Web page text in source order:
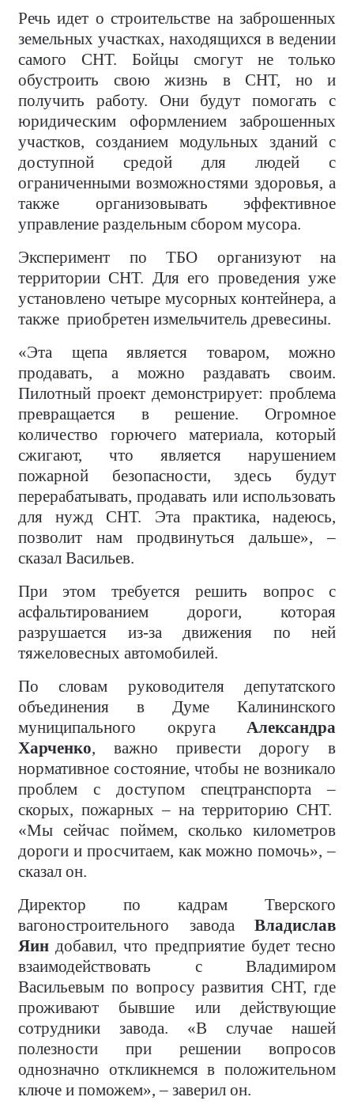
Речь идет о строительстве на заброшенных
земельных участках, находящихся в ведении
самого СНТ. Бойцы смогут не только
обустроить свою жизнь в СНТ, но и
получить работу. Они будут помогать с
юридическим оформлением заброшенных
участков, созданием модульных зданий с
доступной средой для людей с
ограниченными возможностями здоровья, а
также организовывать эффективное
управление раздельным сбором мусора.
Эксперимент по ТБО организуют на
территории СНТ. Для его проведения уже
установлено четыре мусорных контейнера, а
также приобретен измельчитель древесины.
«Эта щепа является товаром, можно
продавать, а можно раздавать своим.
Пилотный проект демонстрирует: проблема
превращается в решение. Огромное
количество горючего материала, который
сжигают, что является нарушением
пожарной безопасности, здесь будут
перерабатывать, продавать или использовать
для нужд СНТ. Эта практика, надеюсь,
позволит нам продвинуться дальше», –
сказал Васильев.
При этом требуется решить вопрос с
асфальтированием дороги, которая
разрушается из-за движения по ней
тяжеловесных автомобилей.
По словам руководителя депутатского
объединения в Думе Калининского
муниципального округа Александра
Харченко, важно привести дорогу в
нормативное состояние, чтобы не возникало
проблем с доступом спецтранспорта –
скорых, пожарных – на территорию СНТ.
«Мы сейчас поймем, сколько километров
дороги и просчитаем, как можно помочь», –
сказал он.
Директор по кадрам Тверского
вагоностроительного завода Владислав
Яин добавил, что предприятие будет тесно
взаимодействовать с Владимиром
Васильевым по вопросу развития СНТ, где
проживают бывшие или действующие
сотрудники завода. «В случае нашей
полезности при решении вопросов
однозначно откликнемся в положительном
ключе и поможем», – заверил он.